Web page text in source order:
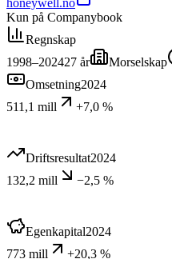
honeywell.no
Kun på Companybook
Regnskap
1998–202427 år Morselskap
Omsetning2024
511,1 mill
+7,0 %
Driftsresultat2024
132,2 mill
−2,5 %
Egenkapital2024
773 mill
+20,3 %